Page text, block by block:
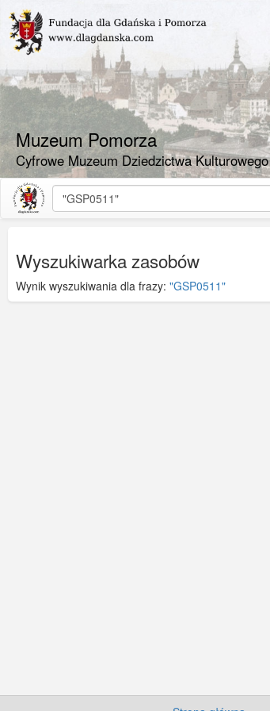
Muzeum Pomorza
Cyfrowe Muzeum Dziedzictwa
Wyszukiwarka zasobów
Wynik wyszukiwania dla frazy: "GSP0511"